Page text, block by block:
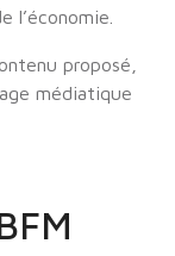
l’économie.
proposé,
médiatique